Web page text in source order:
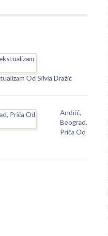
Od Silvia Dražić
Andrić,
Beograd,
Priča Od